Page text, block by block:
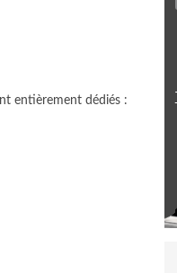
entièrement dédiés :